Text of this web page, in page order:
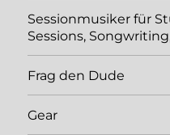
Sessionmusiker für
Sessions,
Frag den Dude
Gear